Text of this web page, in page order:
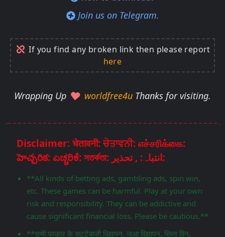
Join us on Telegram.
If you find any broken link then please report
here
Wrapping Up worldfree4u Thanks for visiting.
Disclaimer: चेतावनी: ਚੇਤਾਵਨੀ: எச்சரிக்கை:
హెచ్చరిక: ಎಚ್ಚರಿಕೆ: সতর্কতা: انتباہ: , تحذير:
**All kinds of betting ads, gambling ads, spin win,
etc. These games can be harmful. Play at your own
risk and responsibility. They can be addictive and
cause significant financial loss. Please be cautious.**
**सभी प्रकार के सट्टेबाजी विज्ञापन, जुआ विज्ञापन, स्पिन विन,